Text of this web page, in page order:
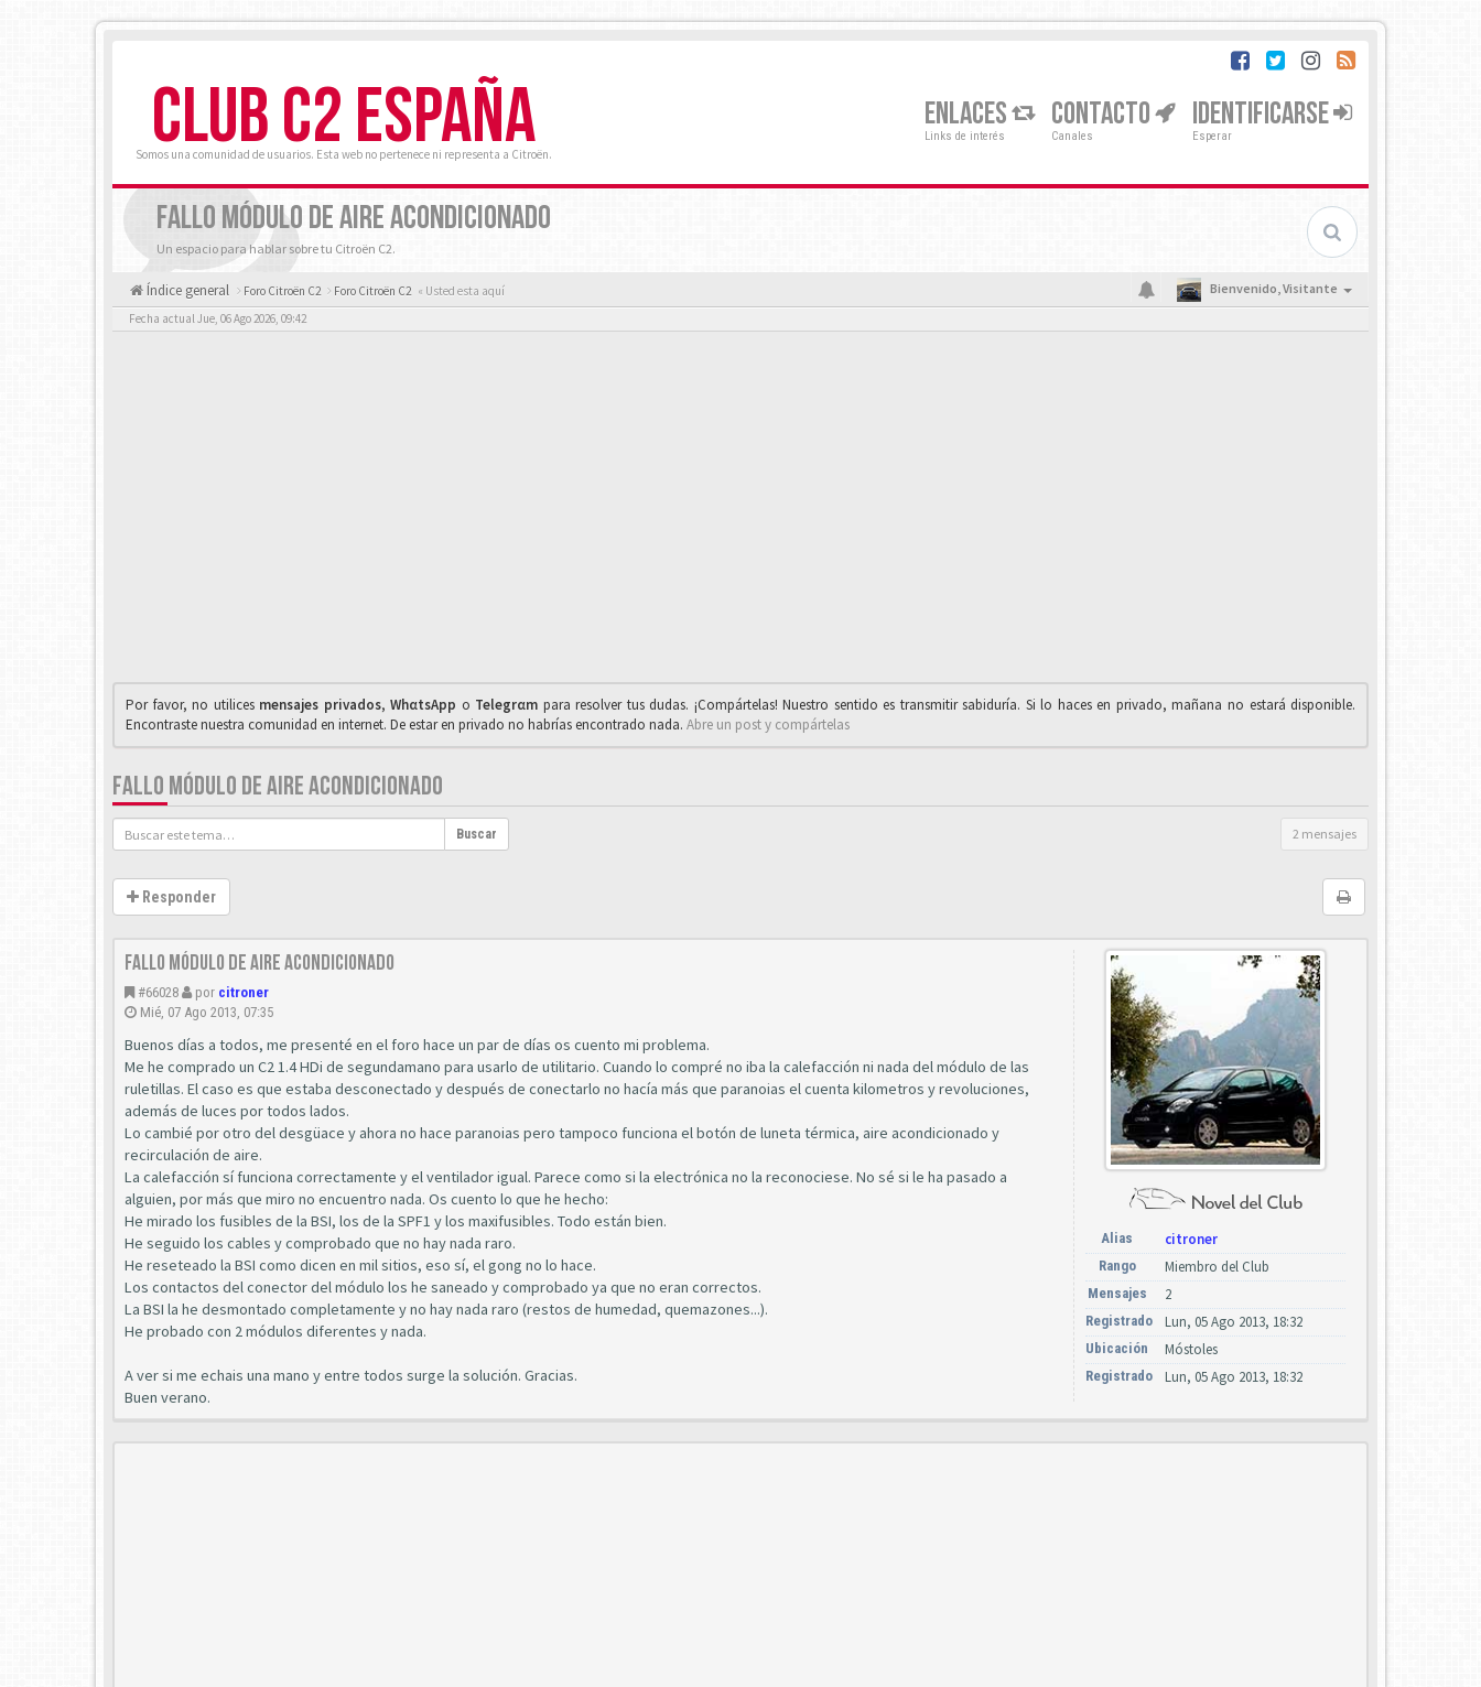
CLUB C2 ESPAÑA
Somos una comunidad de usuarios. Esta web no pertenece ni representa a Citroën.
ENLACES
Links de interés
CONTACTO
Canales
IDENTIFICARSE
Esperar
FALLO MÓDULO DE AIRE ACONDICIONADO
Un espacio para hablar sobre tu Citroën C2.
Índice general Foro Citroën C2 Foro Citroën C2 « Usted esta aquí Bienvenido,Visitante
Fecha actual Jue, 06 Ago 2026, 09:42
Por favor, no utilices mensajes privados,WhαtsApp o Telegrαm para resolver tus dudas. ¡Compártelas! Nuestro sentido es transmitir sabiduría. Si lo haces en privado, mañana no estará disponible.
Encontraste nuestra comunidad en internet. De estar en privado no habrías encontrado nada. Abre un post y compártelas
FALLO MÓDULO DE AIRE ACONDICIONADO
Buscar 2 mensajes
Responder
Fallo módulo de aire acondicionado
#66028 por citroner
Mié, 07 Ago 2013, 07:35
Buenos días a todos, me presenté en el foro hace un par de días os cuento mi problema.
Me he comprado un C2 1.4 HDi de segundamano para usarlo de utilitario. Cuando lo compré no iba la calefacción ni nada del módulo de las
ruletillas. El caso es que estaba desconectado y después de conectarlo no hacía más que paranoias el cuenta kilometros y revoluciones,
además de luces por todos lados.
Lo cambié por otro del desgüace y ahora no hace paranoias pero tampoco funciona el botón de luneta térmica, aire acondicionado y
recirculación de aire.
La calefacción sí funciona correctamente y el ventilador igual. Parece como si la electrónica no la reconociese. No sé si le ha pasado a
alguien, por más que miro no encuentro nada. Os cuento lo que he hecho:
He mirado los fusibles de la BSI, los de la SPF1 y los maxifusibles. Todo están bien.
He seguido los cables y comprobado que no hay nada raro.
He reseteado la BSI como dicen en mil sitios, eso sí, el gong no lo hace.
Los contactos del conector del módulo los he saneado y comprobado ya que no eran correctos.
La BSI la he desmontado completamente y no hay nada raro (restos de humedad, quemazones...).
He probado con 2 módulos diferentes y nada.
A ver si me echais una mano y entre todos surge la solución. Gracias.
Buen verano.
Alias citroner
Rango Miembro del Club
Mensajes 2
Registrado Lun, 05 Ago 2013, 18:32
Ubicación Móstoles
Registrado Lun, 05 Ago 2013, 18:32